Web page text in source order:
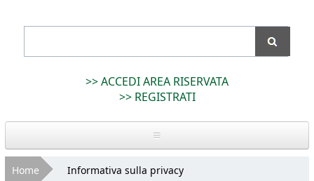
Macchine
>> ACCEDI AREA RISERVATA
>> REGISTRATI
Home
Tu sei qui
Home Informativa sulla privacy